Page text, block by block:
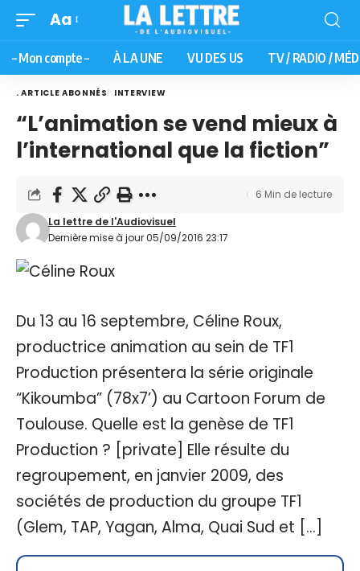
Aa
– Mon compte – À LA UNE VU DES US TV / RADIO /
. ARTICLE ABONNÉS INTERVIEW
“L’animation se vend mieux à
l’international que la fiction”
Dernière mise à jour 05/09/2016 23:17
La lettre de l'Audiovisuel
6 Min de lecture
Du 13 au 16 septembre, Céline Roux,
productrice animation au sein de TF1
Production présentera la série originale
“Kikoumba” (78x7’) au Cartoon Forum de
Toulouse. Quelle est la genèse de TF1
Production ? [private] Elle résulte du
regroupement, en janvier 2009, des
sociétés de production du groupe TF1
(Glem, TAP, Yagan, Alma, Quai Sud et […]